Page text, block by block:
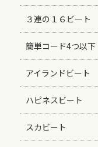
３連の１６ビート
簡単コード4つ以下
アイランドビート
ハピネスビート
スカビート